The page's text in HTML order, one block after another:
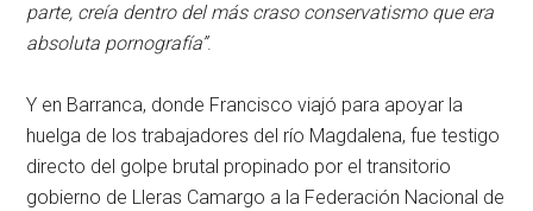
parte, creía dentro del más craso conservatismo que era
absoluta pornografía”.
Y en Barranca, donde Francisco viajó para apoyar la
huelga de los trabajadores del río Magdalena, fue testigo
directo del golpe brutal propinado por el transitorio
gobierno de Lleras Camargo a la Federación Nacional de